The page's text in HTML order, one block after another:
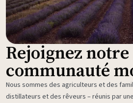
Rejoignez notre
communauté
Nous sommes des agriculteurs et des
distillateurs et des rêveurs – réunis par